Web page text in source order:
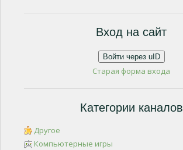
Вход на сайт
Войти через uID
Старая форма входа
Категории каналов
Другое
Компьютерные игры